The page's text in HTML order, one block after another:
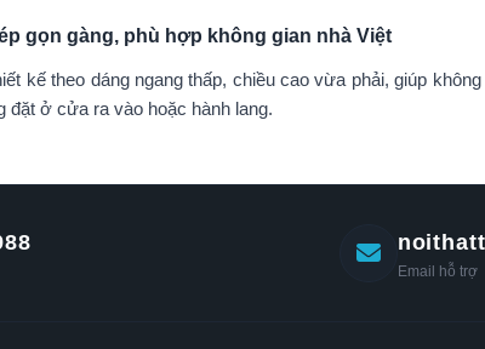
gọn gàng, phù hợp không gian nhà Việt
kế theo dáng ngang thấp, chiều cao vừa phải, giúp
đặt ở cửa ra vào hoặc hành lang.
Email hỗ trợ